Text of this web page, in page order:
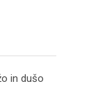
in dušo